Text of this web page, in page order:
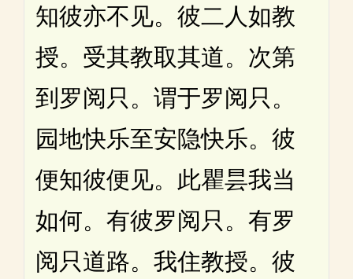
知彼亦不见。彼二人如教
授。受其教取其道。次第
到罗阅只。谓于罗阅只。
园地快乐至安隐快乐。彼
便知彼便见。此瞿昙我当
如何。有彼罗阅只。有罗
阅只道路。我住教授。彼